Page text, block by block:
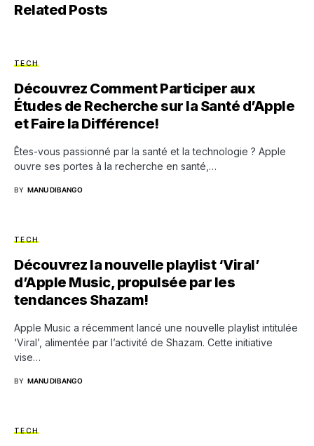
Related Posts
TECH
Découvrez Comment Participer aux
Études de Recherche sur la Santé d’Apple
et Faire la Différence!
Êtes-vous passionné par la santé et la technologie ? Apple
ouvre ses portes à la recherche en santé,…
BY MANU DIBANGO
TECH
Découvrez la nouvelle playlist ‘Viral’
d’Apple Music, propulsée par les
tendances Shazam!
Apple Music a récemment lancé une nouvelle playlist intitulée
‘Viral’, alimentée par l’activité de Shazam. Cette initiative
vise…
BY MANU DIBANGO
TECH